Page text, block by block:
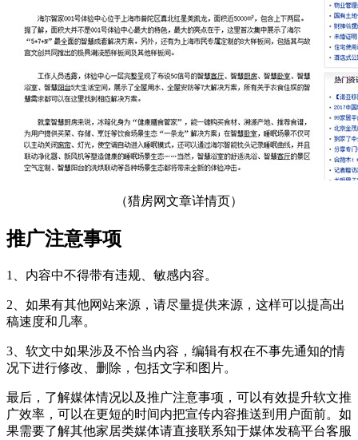
（猎房网文章详情页）
推广注意事项
1、内容中不得带有违规、敏感内容。
2、如果有其他网站来源，请尽量提供来源，这样可以提高出
稿速度和几率。
3、软文中如果涉及不恰当内容，编辑有权在不事先通知的情
况下进行修改、删除，包括文字和图片。
最后，了解媒体情况以及推广注意事项，可以有效提升软文推
广效率，可以在更短的时间内把宣传内容推送到用户面前。如
果需要了解其他家居类媒体请直接联系知于媒体发稿平台客服